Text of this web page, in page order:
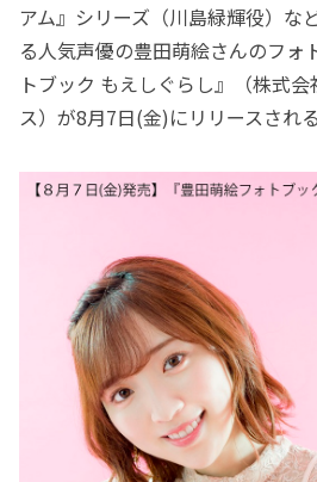
アム』シリーズ（川島緑輝役）な
る人気声優の豊田萌絵さんのフォ
トブック もえしぐらし』（株式
ス）が8月7日(金)にリリースされる